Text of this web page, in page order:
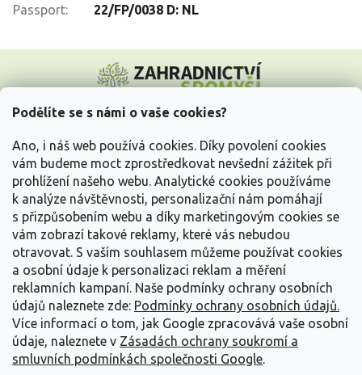
Podělíte se s námi o vaše cookies?
Ano, i náš web používá cookies. Díky povolení cookies
vám budeme moct zprostředkovat nevšední zážitek při
prohlížení našeho webu. Analytické cookies používáme
k analýze návštěvnosti, personalizační nám pomáhají
s přizpůsobením webu a díky marketingovým cookies se
vám zobrazí takové reklamy, které vás nebudou
otravovat. S vaším souhlasem můžeme používat cookies
a osobní údaje k personalizaci reklam a měření
reklamních kampaní. Naše podmínky ochrany osobních
údajů naleznete zde: Podmínky ochrany osobních údajů.
Více informací o tom, jak Google zpracovává vaše osobní
údaje, naleznete v Zásadách ochrany soukromí a
smluvních podmínkách společnosti Google.
Passport:
22/FP/0038 D: NL
p
Vše o nákupu
Informace pro Vás
Kontakujte nás